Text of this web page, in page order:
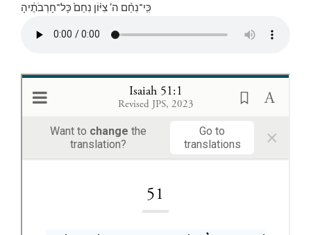
כִּֽי־נִחַ֨ם ה’ צִיּ֗וֹן נִחַם֙ כָּל־חָרְבֹתֶ֔יהָ